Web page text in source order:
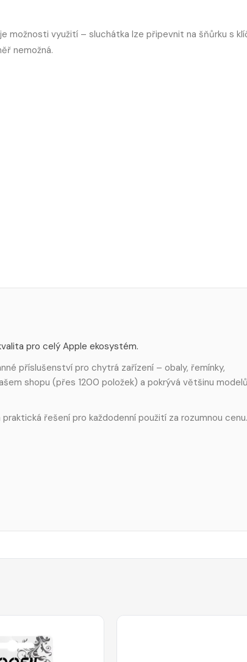
možnosti využití – sluchátka lze připevnit na šňůrku s
nemožná.
pro celý Apple ekosystém.
příslušenství pro chytrá zařízení – obaly, řemínky,
shopu (přes 1200 položek) a pokrývá většinu
řešení pro každodenní použití za rozumnou cenu.